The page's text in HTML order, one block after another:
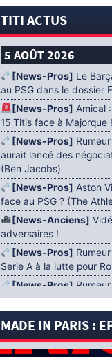
TITI ACTUS
5 AOÛT 2026
[News-Pros] Le
au PSG dans le dossier
[News-Pros] Amical
15 Titis face à Majorque
[News-Pros]
aurait lancé des
(Ben Jacobs)
[News-Pros] Aston
face au PSG ? (The
[News-Anciens]
adversaires !
[News-Pros]
Serie A à la lutte pour
[News-Pros]
à Ibrahim Mbaye en
(Fabrizio Romano)
[News-Pros]
trouvé entre le PSG et
MADE IN PARIS :